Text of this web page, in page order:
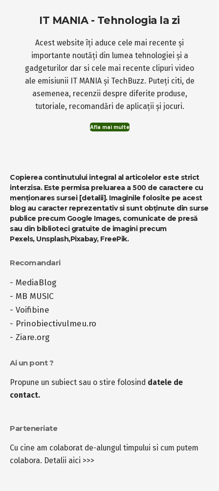
IT MANIA - Tehnologia la zi
Acest website îți aduce cele mai recente și
importante noutăți din lumea tehnologiei și a
gadgeturilor dar si cele mai recente clipuri video
ale emisiunii IT MANIA și TechBuzz. Puteți citi, de
asemenea, recenzii despre diferite produse,
tutoriale, recomandări de aplicații și jocuri.
Afla mai multe
Copierea continutului integral al articolelor este strict
interzisa. Este permisa preluarea a 500 de caractere cu
menționares sursei [detalii]. Imaginile folosite pe acest
blog au caracter reprezentativ si sunt obținute din surse
publice precum Google Images, comunicate de presă
sau din biblioteci gratuite de imagini precum
Pexels, Unsplash,Pixabay, FreePik.
Recomandari
- MediaBlog
- MB MUSIC
- Voifibine
- Prinobiectivulmeu.ro
- Ziare.org
Ai un pont ?
Propune un subiect sau o stire folosind datele de
contact.
Parteneriate
Cu cine am colaborat de-alungul timpului si cum putem
colabora. Detalii aici >>>